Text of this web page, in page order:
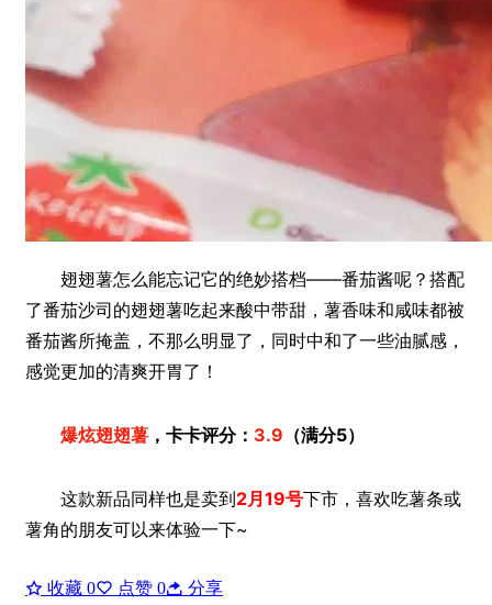
翅翅薯怎么能忘记它的绝妙搭档——番茄酱呢？搭配
了番茄沙司的翅翅薯吃起来酸中带甜，薯香味和咸味都被
番茄酱所掩盖，不那么明显了，同时中和了一些油腻感，
感觉更加的清爽开胃了！
爆炫翅翅薯 ，卡卡评分： 3.9 （满分5）
这款新品同样也是卖到2月19号下市，喜欢吃薯条或
薯角的朋友可以来体验一下~
收藏 0 点赞 0 分享